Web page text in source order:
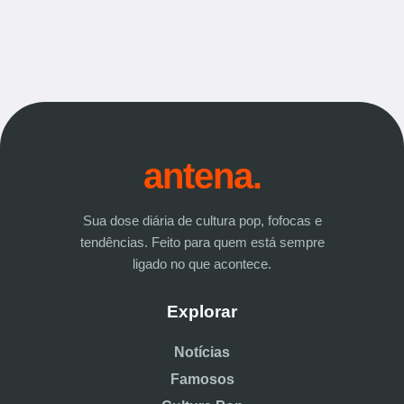
antena.
Sua dose diária de cultura pop, fofocas e
tendências. Feito para quem está sempre
ligado no que acontece.
Explorar
Notícias
Famosos